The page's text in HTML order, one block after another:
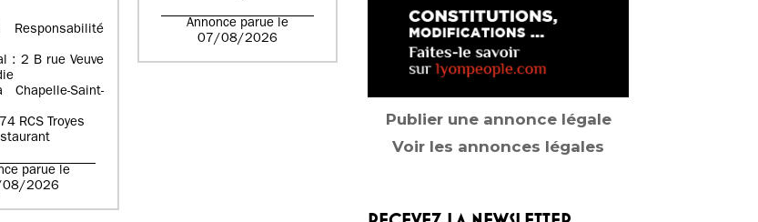
: 2 B rue Veuve
Saint-
RCS Troyes
parue le
2026
Annonce parue le
07/08/2026
Publier une annonce légale
Voir les annonces légales